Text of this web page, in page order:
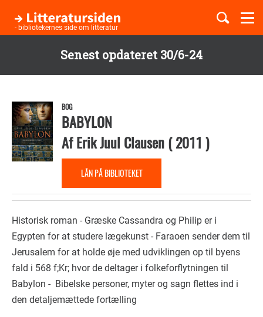
Senest opdateret 30/6-24
hovedindhold
- bibliotekernes side om litteratur
Børnebøger
Temaer
BOG
BABYLON
AfErik Juul Clausen(2011 )
LÅN PÅ BIBLIOTEKET
Historisk roman - Græske Cassandra og Philip er i
Egypten for at studere lægekunst - Faraoen sender dem til
Jerusalem for at holde øje med udviklingen op til byens
fald i 568 f;Kr; hvor de deltager i folkeforflytningen til
Babylon - Bibelske personer, myter og sagn flettes ind i
den detaljemættede fortælling